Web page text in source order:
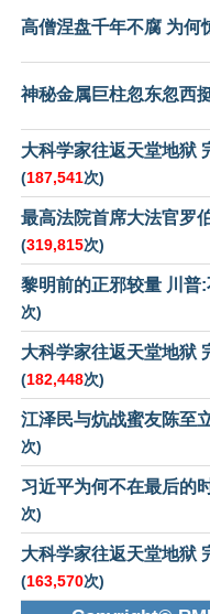
高僧涅盘千年不腐 为何
神秘金属巨柱忽东忽西
大科学家往返天堂地狱
(187,541次)
最高法院首席大法官罗
(319,815次)
黎明前的正邪较量 川普
次)
大科学家往返天堂地狱
(182,448次)
江泽民与炕战蜜友陈至
次)
习近平为何不在最后的
次)
大科学家往返天堂地狱
(163,570次)